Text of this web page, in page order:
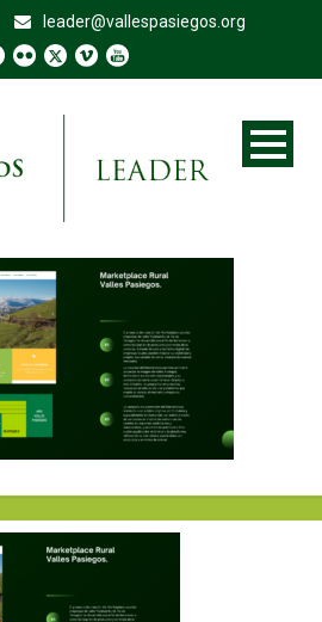
leader@vallespasiegos.org